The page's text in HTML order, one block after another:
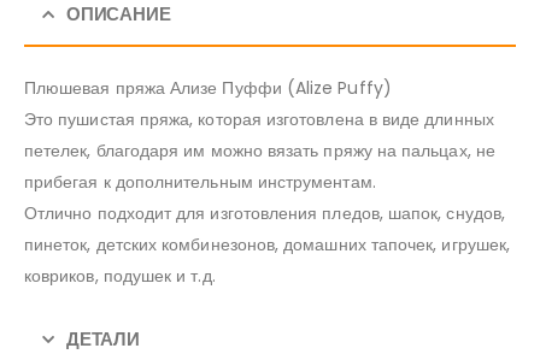
ОПИСАНИЕ
Плюшевая пряжа Ализе Пуффи (Alize Puffy)
Это пушистая пряжа, которая изготовлена в виде длинных
петелек, благодаря им можно вязать пряжу на пальцах, не
прибегая к дополнительным инструментам.
Отлично подходит для изготовления пледов, шапок, снудов,
пинеток, детских комбинезонов, домашних тапочек, игрушек,
ковриков, подушек и т.д.
ДЕТАЛИ